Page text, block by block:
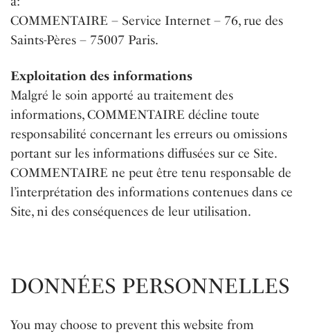
COMMENTAIRE – Service Internet – 76, rue des
Saints-Pères – 75007 Paris.
Exploitation des informations
Malgré le soin apporté au traitement des
informations, COMMENTAIRE décline toute
responsabilité concernant les erreurs ou omissions
portant sur les informations diffusées sur ce Site.
COMMENTAIRE ne peut être tenu responsable de
l’interprétation des informations contenues dans ce
Site, ni des conséquences de leur utilisation.
DONNÉES PERSONNELLES
You may choose to prevent this website from